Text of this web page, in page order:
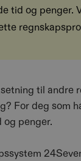
tid og penger.
til andre
For deg som
penger.